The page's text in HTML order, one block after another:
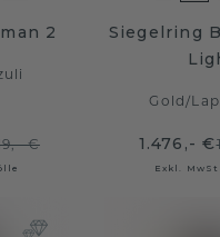
2
€
Siegelring
Gold/
1.476,- €
Exkl.